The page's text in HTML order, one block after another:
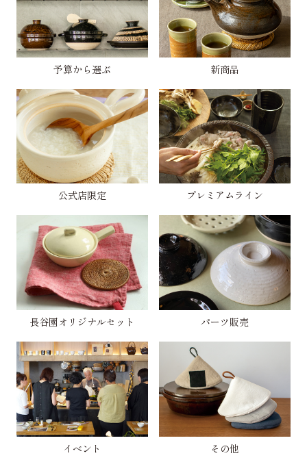
予算から選ぶ 新商品
公式店限定 プレミアムライン
長谷園オリジナルセット パーツ販売
イベント その他